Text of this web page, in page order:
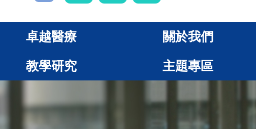
卓越醫療 關於我們
教學研究 主題專區